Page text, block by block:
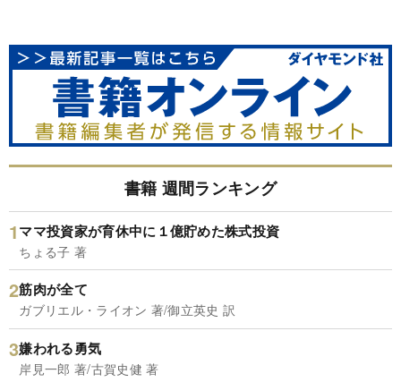
書籍 週間ランキング
ママ投資家が育休中に１億貯めた株式投資
ちょる子 著
筋肉が全て
ガブリエル・ライオン 著/御立英史 訳
嫌われる勇気
岸見一郎 著/古賀史健 著